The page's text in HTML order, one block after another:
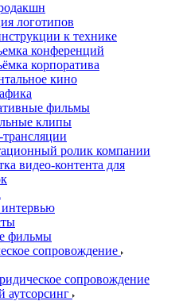
логотипов
к технике
конференций
корпоратива
кино
фильмы
клипы
ролик компании
видео-контента для
фильмы
сопровождение
сопровождение
аутсорсинг